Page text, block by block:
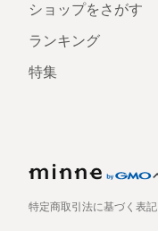
ショップをさがす
ランキング
特集
特定商取引法に基づく表記